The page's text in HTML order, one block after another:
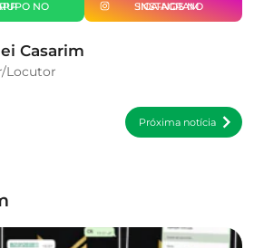
SIGA-NOS NO INSTAGRAM
Casarim
Locutor
Próxima notícia